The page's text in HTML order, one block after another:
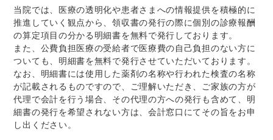
当院では、医療の透明化や患者さまへの情報提供を積極的に
推進していく観点から、領収書の発行の際に個別の診療報酬
の算定項目の分かる明細書を無料で発行しております。
また、公費負担医療の受給者で医療費の自己負担のない方に
ついても、明細書を無料で発行させていただいております。
なお、明細書には使用した薬剤の名称や行われた検査の名称
が記載されるものですので、ご理解いただき、ご家族の方が
代理で会計を行う場合、その代理の方への発行も含めて、明
細書の発行を希望されない方は、会計窓口にてその旨をお申
し出ください。